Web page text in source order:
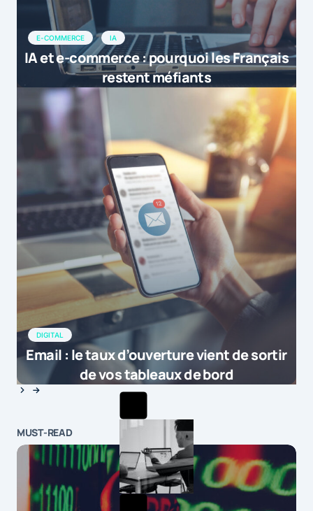
E-COMMERCE IA
IA et e-commerce : pourquoi les Français
restent méfiants
DIGITAL
Email : le taux d’ouverture vient de sortir
de vos tableaux de bord
MUST-READ